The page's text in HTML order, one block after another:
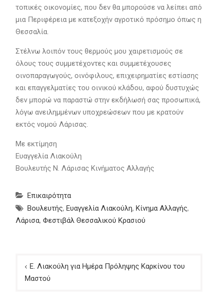
τοπικές οικονομίες, που δεν θα μπορούσε να λείπει από
μια Περιφέρεια με κατεξοχήν αγροτικό πρόσημο όπως η
Θεσσαλία.
Στέλνω λοιπόν τους θερμούς μου χαιρετισμούς σε
όλους τους συμμετέχοντες και συμμετέχουσες
οινοπαραγωγούς, οινόφιλους, επιχειρηματίες εστίασης
και επαγγελματίες του οινικού κλάδου, αφού δυστυχώς
δεν μπορώ να παραστώ στην εκδήλωσή σας προσωπικά,
λόγω ανειλημμένων υποχρεώσεων που με κρατούν
εκτός νομού Λάρισας.
Με εκτίμηση
Ευαγγελία Λιακούλη
Βουλευτής Ν. Λάρισας Κινήματος Αλλαγής
Επικαιρότητα
Βουλευτής, Ευαγγελία Λιακούλη, Κίνημα Αλλαγής,
Λάρισα, Φεστιβάλ Θεσσαλικού Κρασιού
Πλοήγηση
άρθρων
Ε. Λιακούλη για Ημέρα Πρόληψης Καρκίνου του
Μαστού